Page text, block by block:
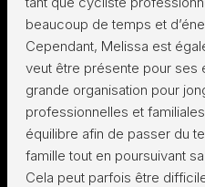
beaucoup de temps et
Cependant, Melissa est
veut être présente pour ses
grande organisation pour
professionnelles et
équilibre afin de passer du
famille tout en poursuivant
Cela peut parfois être